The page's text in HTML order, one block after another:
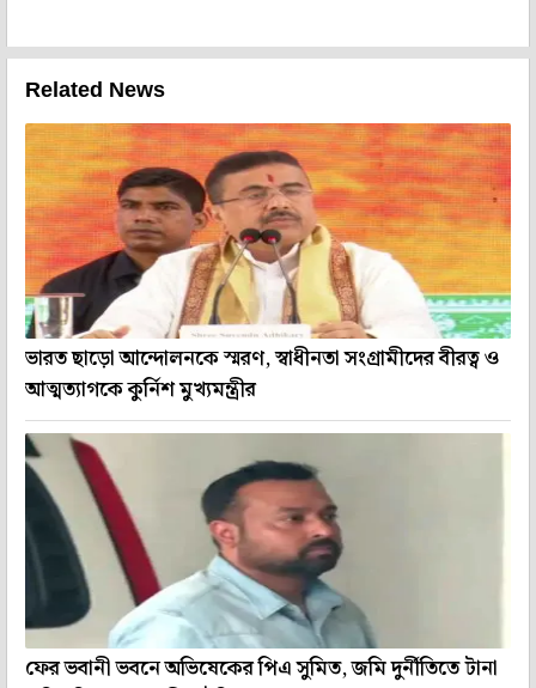
Related News
ভারত ছাড়ো আন্দোলনকে স্মরণ, স্বাধীনতা সংগ্রামীদের বীরত্ব ও
আত্মত্যাগকে কুর্নিশ মুখ্যমন্ত্রীর
ফের ভবানী ভবনে অভিষেকের পিএ সুমিত, জমি দুর্নীতিতে টানা